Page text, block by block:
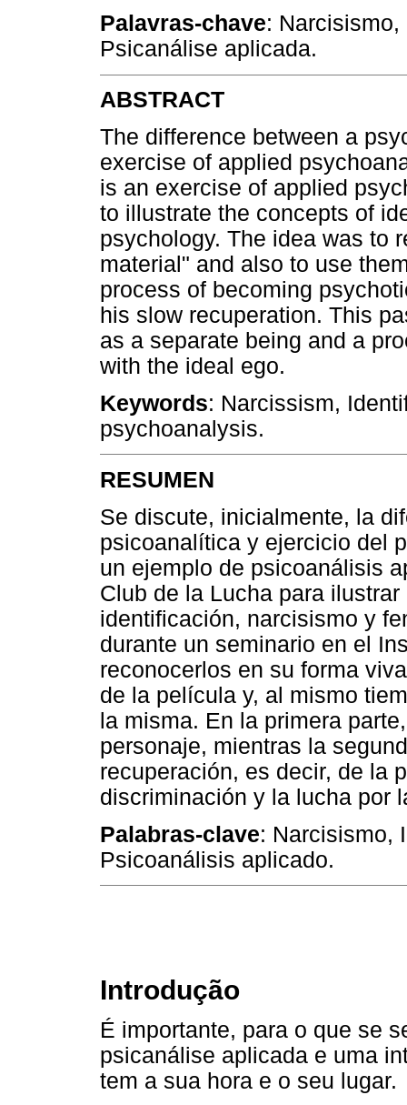
Palavras-chave:
Psicanálise aplicada.
ABSTRACT
The difference between a
exercise of applied
is an exercise of applied
to illustrate the concepts of
psychology. The idea was to
material" and also to use
process of becoming
his slow recuperation. This
as a separate being and a
with the ideal ego.
Keywords: Narcissism,
psychoanalysis.
RESUMEN
Se discute, inicialmente, la
psicoanalítica y ejercicio del
un ejemplo de psicoanálisis
Club de la Lucha para
identificación, narcisismo y
durante un seminario en el
reconocerlos en su forma
de la película y, al mismo
la misma. En la primera
personaje, mientras la
recuperación, es decir, de la
discriminación y la lucha por
Palabras-clave: Narcisismo,
Psicoanálisis aplicado.
Introdução
É importante, para o que se
psicanálise aplicada e uma
tem a sua hora e o seu lugar.